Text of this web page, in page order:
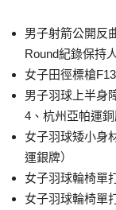
男子射箭公開反
Round紀錄保持
女子田徑標槍
男子羽球上半身
4、杭州亞帕運銅
女子羽球矮小身
運銀牌）
女子羽球輪椅單
女子羽球輪椅單